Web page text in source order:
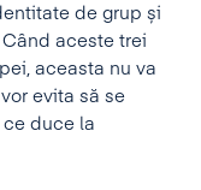
de grup și
aceste trei
aceasta nu va
evita să se
duce la